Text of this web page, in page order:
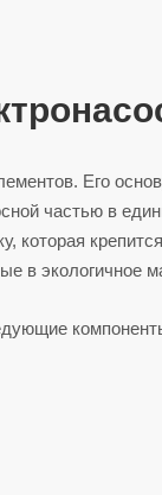
Его
частью в
которая
в экологичное